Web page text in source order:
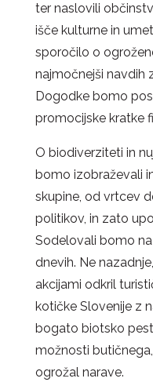
ter naslovili
išče kulturne in
sporočilo o
najmočnejši navdih
Dogodke bomo
promocijske kratke
O biodiverziteti in
bomo izobraževali
skupine, od vrtcev
politikov, in zato
Sodelovali bomo
dnevih. Ne
akcijami odkril
kotičke Slovenije z
bogato biotsko
možnosti
ogrožal narave.